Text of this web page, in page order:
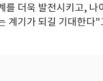
를 더욱 발전시키고, 나
계기가 되길 기대한다"